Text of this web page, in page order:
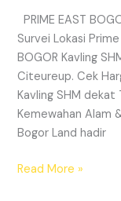
PRIME EAST
Survei Lokasi
BOGOR Kavling
Citeureup. Cek
Kavling SHM dekat
Kemewahan Alam
Bogor Land hadir
Read More »